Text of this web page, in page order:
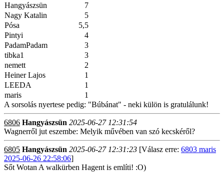
Hangyászsün
7
Nagy Katalin
5
Pósa
5,5
Pintyi
4
PadamPadam
3
tibka1
3
nemett
2
Heiner Lajos
1
LEEDA
1
maris
1
A sorsolás nyertese pedig: "Búbánat" - neki külön is gratulálunk!
6806 Hangyászsün 2025-06-27 12:31:54
Wagnerről jut eszembe: Melyik művében van szó kecskéről?
6805 Hangyászsün 2025-06-27 12:31:23 [Válasz erre: 6803 maris
2025-06-26 22:58:06]
Sőt Wotan A walkürben Hagent is említi! :O)